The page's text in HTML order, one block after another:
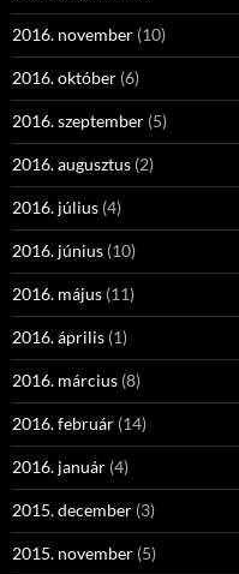
2016. november (10)
2016. október (6)
2016. szeptember (5)
2016. augusztus (2)
2016. július (4)
2016. június (10)
2016. május (11)
2016. április (1)
2016. március (8)
2016. február (14)
2016. január (4)
2015. december (3)
2015. november (5)